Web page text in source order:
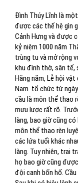
Đình Thúy Lĩnh là
được các thế hệ gìn
Cảnh Hưng và được
kỷ niệm 1000 năm
trùng tu và mở rộng
khu đình thờ, sân tế,
Hằng năm, Lễ hội
Nam tổ chức từ ngày
cầu là môn thể thao
mưu lược rất rõ.
làng, bao giờ cũng
môn thể thao rèn
các lứa tuổi khác
làng. Tuy nhiên, trai
họ bao giờ cũng
đội canh bốn hố.